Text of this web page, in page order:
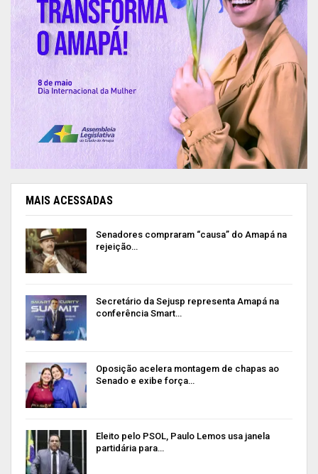
MAIS ACESSADAS
Senadores compraram “causa” do Amapá na
rejeição…
Secretário da Sejusp representa Amapá na
conferência Smart…
Oposição acelera montagem de chapas ao
Senado e exibe força…
Eleito pelo PSOL, Paulo Lemos usa janela
partidária para…